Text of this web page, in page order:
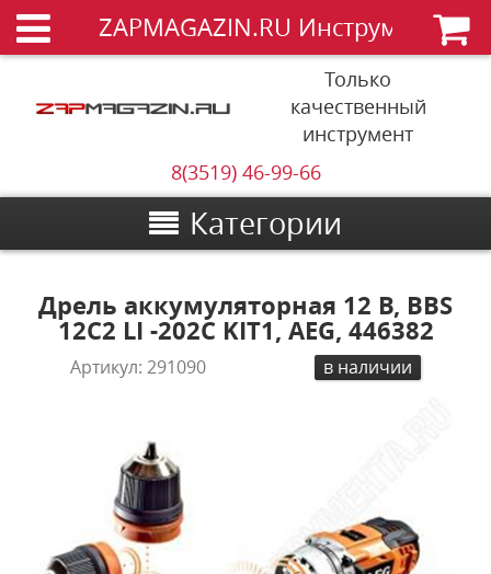
ZAPMAGAZIN.RU Инструменты
Только
качественный
инструмент
8(3519) 46-99-66
Категории
Дрель аккумуляторная 12 В, BBS
12C2 LI -202C KIT1, AEG, 446382
Артикул:291090 в наличии